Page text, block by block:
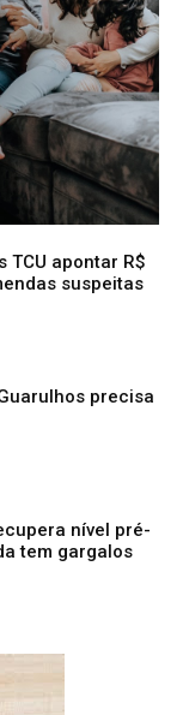
TCU apontar R$
suspeitas
precisa
nível pré-
tem gargalos